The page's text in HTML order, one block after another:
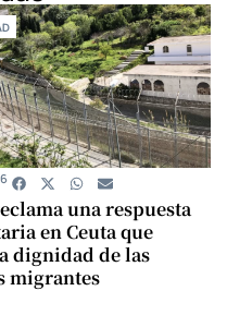
una respuesta
en Ceuta que
dignidad de las
migrantes